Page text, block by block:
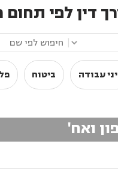
דין לפי
עבודה ביטוח
ואח'